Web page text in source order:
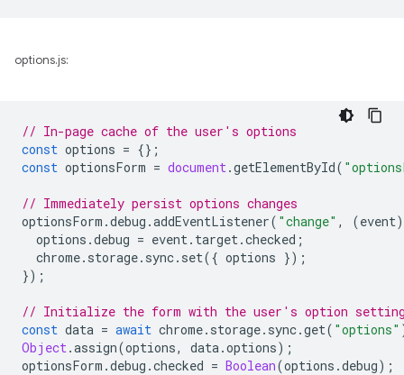
options.js:
// In-page cache of the user's options
const options = {};
const optionsForm = document.getElementById(
// Immediately persist options changes
optionsForm .debug .addEventListener( "change" , (event)
options .debug = event. target.checked ;
chrome. storage. sync. set({ options });
});
// Initialize the form with the user's option
const data = await chrome. storage. sync.get( "options"
Object.assign(options, data.options);
optionsForm .debug .checked = Boolean(options .debug);